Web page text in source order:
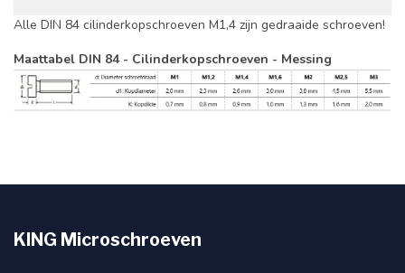
Alle DIN 84 cilinderkopschroeven M1,4 zijn gedraaide schroeven!
Maattabel DIN 84 - Cilinderkopschroeven - Messing
KING Microschroeven